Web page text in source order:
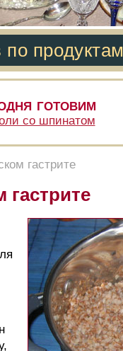
продуктам
готовим
со шпинатом
гастрите
гастрите